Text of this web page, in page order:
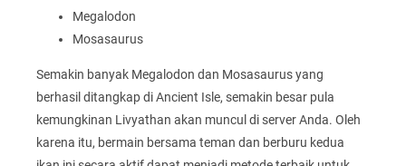
Megalodon
Mosasaurus
Semakin banyak Megalodon dan Mosasaurus yang
berhasil ditangkap di Ancient Isle, semakin besar pula
kemungkinan Livyathan akan muncul di server Anda. Oleh
karena itu, bermain bersama teman dan berburu kedua